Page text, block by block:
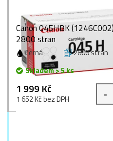
Canon 045HBK
2800 stran
černá 2800 stran
Skladem > 5 ks
1 999 Kč
1 652 Kč bez DPH -